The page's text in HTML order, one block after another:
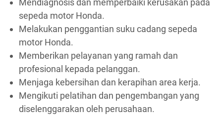
sepeda motor Honda.
Melakukan penggantian suku cadang sepeda
motor Honda.
Memberikan pelayanan yang ramah dan
profesional kepada pelanggan.
Menjaga kebersihan dan kerapihan area kerja.
Mengikuti pelatihan dan pengembangan yang
diselenggarakan oleh perusahaan.